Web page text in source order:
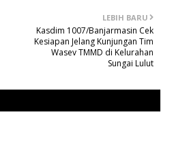
LEBIH BARU
Kasdim 1007/Banjarmasin Cek
Kesiapan Jelang Kunjungan Tim
Wasev TMMD di Kelurahan
Sungai Lulut